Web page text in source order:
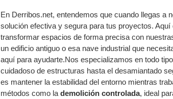
En Derribos.net, entendemos que cuando llegas a
solución efectiva y segura para tus proyectos.
transformar espacios de forma precisa con
un edificio antiguo o esa nave industrial que
aquí para ayudarte.Nos especializamos en todo
cuidadoso de estructuras hasta el desamiantado
es mantener la estabilidad del entorno mientras
métodos como la demolición controlada, ideal